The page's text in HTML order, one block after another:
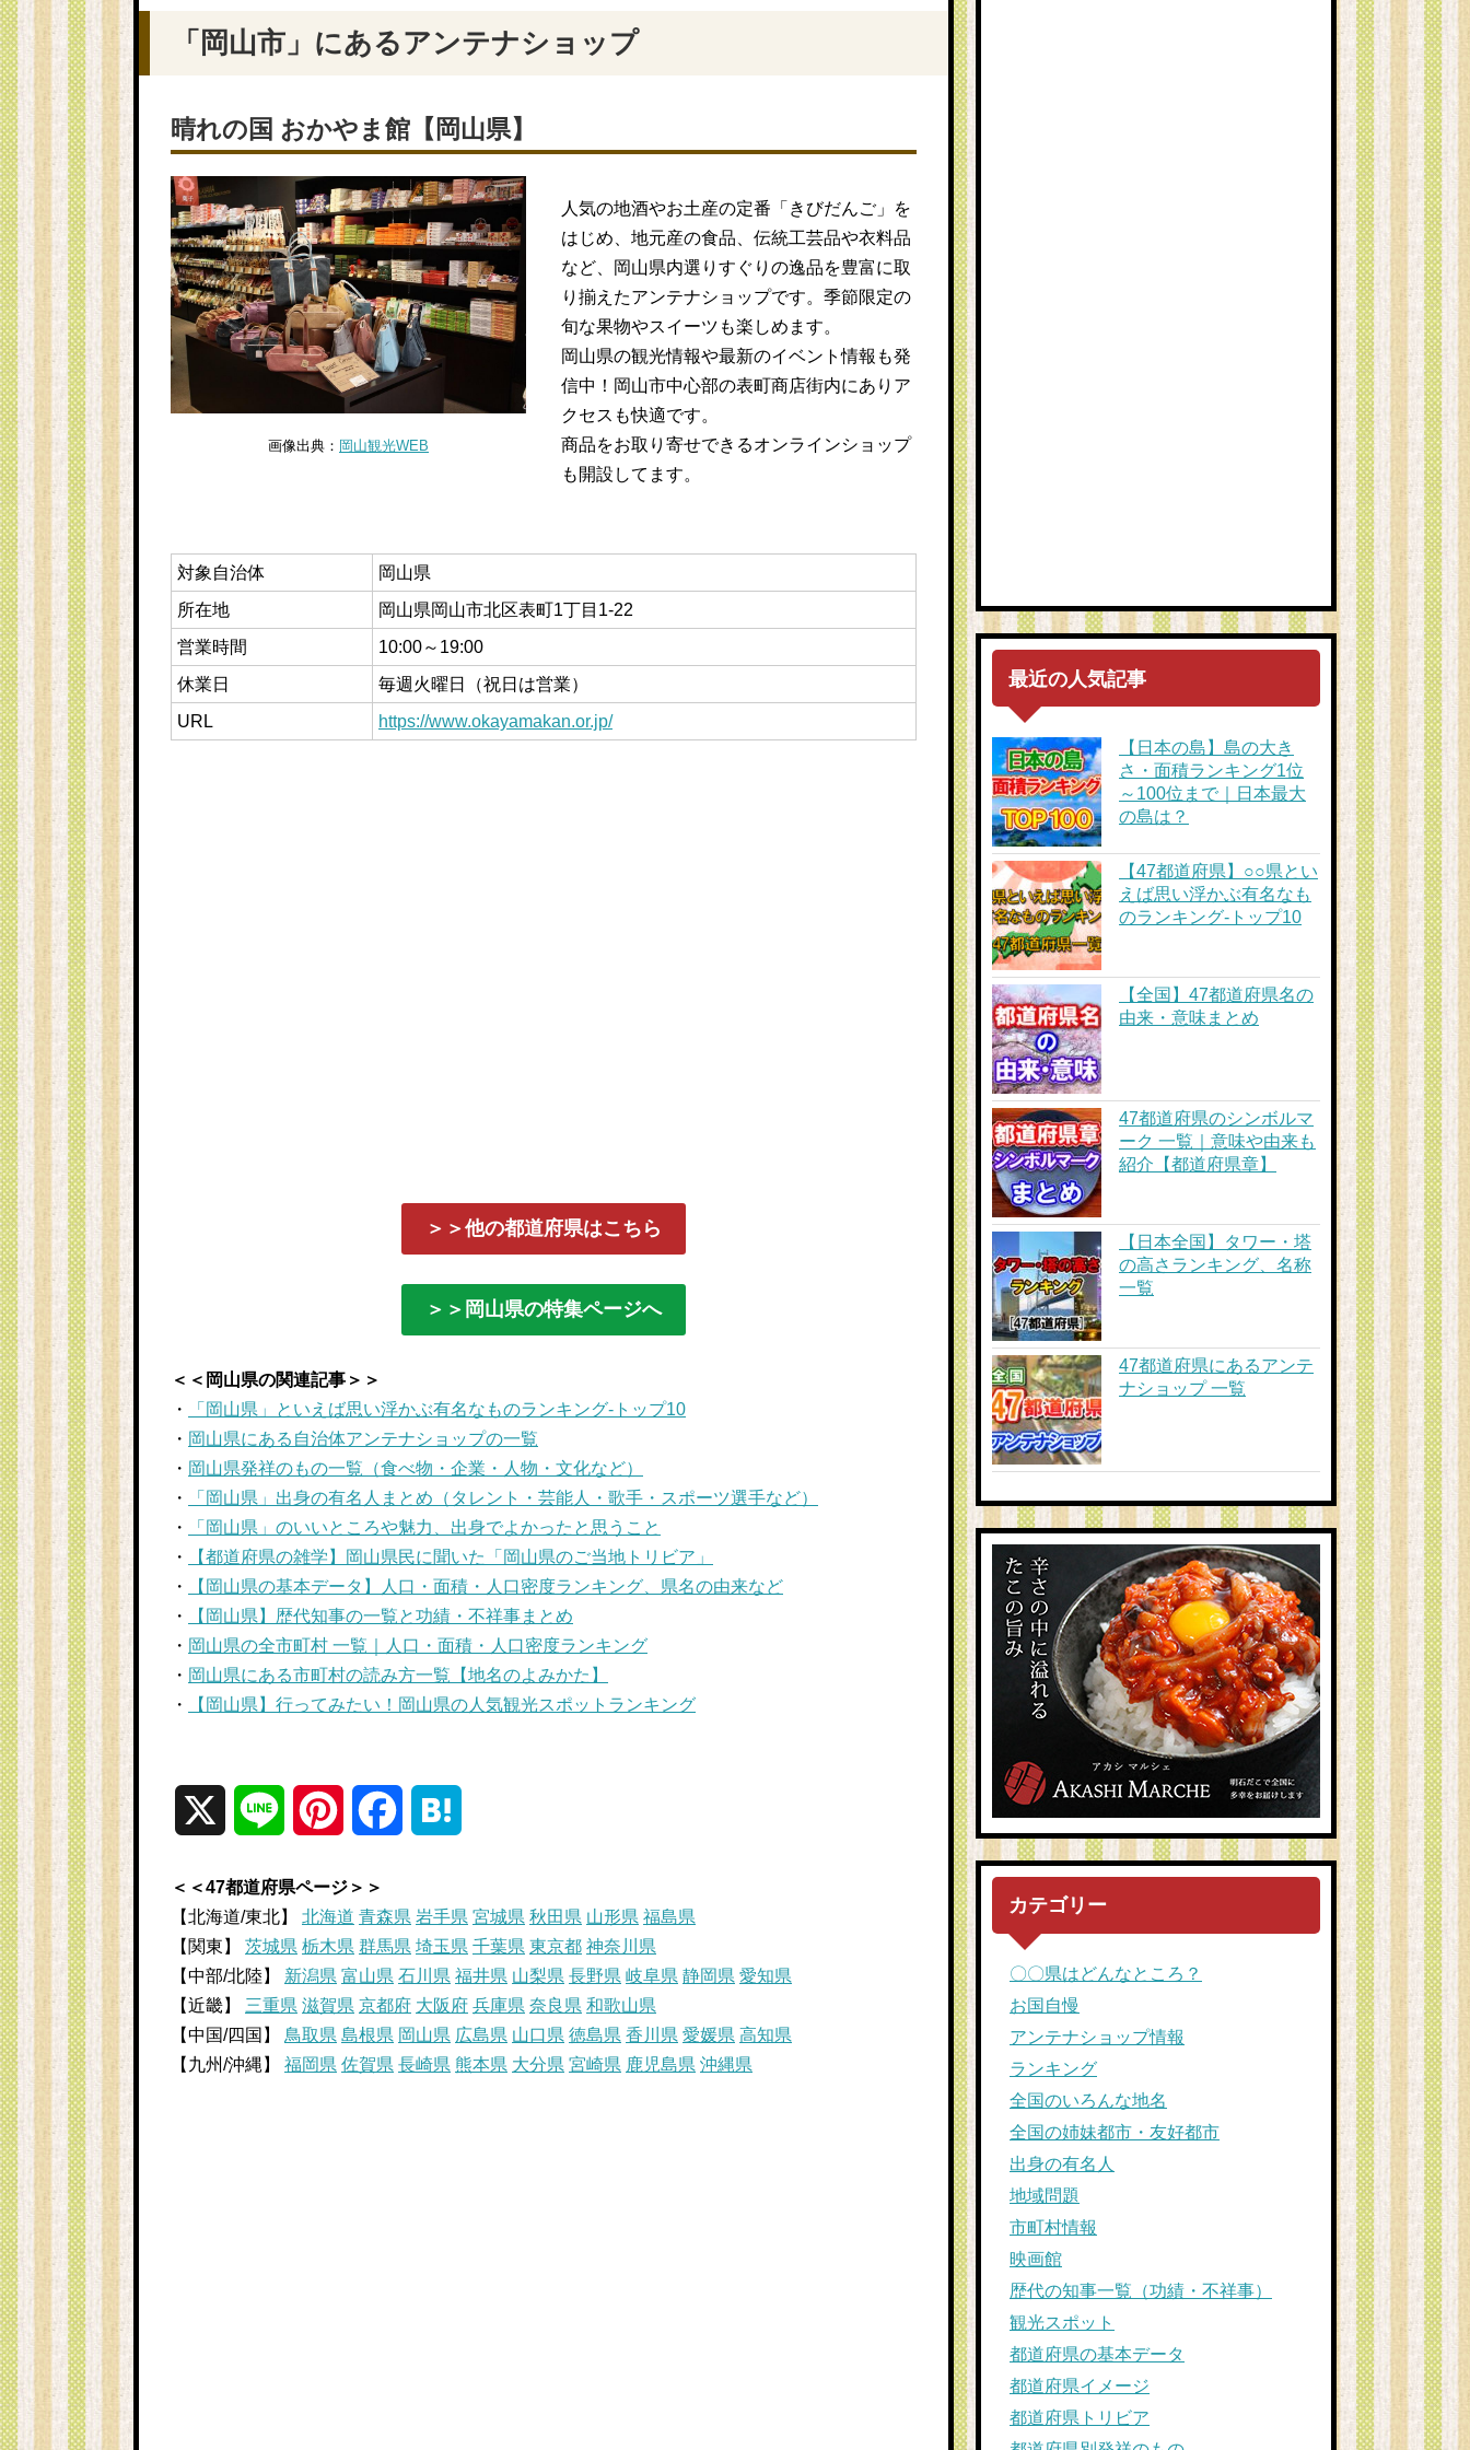
「岡山市」にあるアンテナショップ
晴れの国 おかやま館【岡山県】
画像出典： 岡山観光WEB
人気の地酒やお土産の定番「きびだんご」を
はじめ、地元産の食品、伝統工芸品や衣料品
など、岡山県内選りすぐりの逸品を豊富に取
り揃えたアンテナショップです。季節限定の
旬な果物やスイーツも楽しめます。
岡山県の観光情報や最新のイベント情報も発
信中！岡山市中心部の表町商店街内にありア
クセスも快適です。
商品をお取り寄せできるオンラインショップ
も開設してます。
対象自治体
岡山県
所在地
岡山県岡山市北区表町1丁目1-22
営業時間
10:00～19:00
休業日
毎週火曜日（祝日は営業）
URL
https://www.okayamakan.or.jp/
＞＞他の都道府県はこちら
＞＞岡山県の特集ページへ
＜＜岡山県の関連記事＞＞
・
「岡山県」といえば思い浮かぶ有名なものランキング-トップ10
・ 岡山県にある自治体アンテナショップの一覧
・ 岡山県発祥のもの一覧（食べ物・企業・人物・文化など）
・
「岡山県」出身の有名人まとめ（タレント・芸能人・歌手・スポーツ選手など）
・
「岡山県」のいいところや魅力、出身でよかったと思うこと
・
【都道府県の雑学】岡山県民に聞いた「岡山県のご当地トリビア」
・
【岡山県の基本データ】人口・面積・人口密度ランキング、県名の由来など
・
【岡山県】歴代知事の一覧と功績・不祥事まとめ
・ 岡山県の全市町村 一覧｜人口・面積・人口密度ランキング
・ 岡山県にある市町村の読み方一覧【地名のよみかた】
・
【岡山県】行ってみたい！岡山県の人気観光スポットランキング
n
e
n
t
e
r
c
e
b
o
t
e
n
a
＜＜47都道府県ページ＞＞
【北海道/東北】 北海道 青森県 岩手県 宮城県 秋田県 山形県 福島県
【関東】 茨城県 栃木県 群馬県 埼玉県 千葉県 東京都 神奈川県
【中部/北陸】 新潟県 富山県 石川県 福井県 山梨県 長野県 岐阜県 静岡県 愛知県
【近畿】 三重県 滋賀県 京都府 大阪府 兵庫県 奈良県 和歌山県
【中国/四国】 鳥取県 島根県 岡山県 広島県 山口県 徳島県 香川県 愛媛県 高知県
【九州/沖縄】 福岡県 佐賀県 長崎県 熊本県 大分県 宮崎県 鹿児島県 沖縄県
最近の人気記事
【日本の島】島の大き
さ・面積ランキング1位
～100位まで｜日本最大
の島は？
【47都道府県】○○県とい
えば思い浮かぶ有名なも
のランキング-トップ10
【全国】47都道府県名の
由来・意味まとめ
47都道府県のシンボルマ
ーク 一覧｜意味や由来も
紹介【都道府県章】
【日本全国】タワー・塔
の高さランキング、名称
一覧
47都道府県にあるアンテ
ナショップ 一覧
カテゴリー
〇〇県はどんなところ？
お国自慢
アンテナショップ情報
ランキング
全国のいろんな地名
全国の姉妹都市・友好都市
出身の有名人
地域問題
市町村情報
映画館
歴代の知事一覧（功績・不祥事）
観光スポット
都道府県の基本データ
都道府県イメージ
都道府県トリビア